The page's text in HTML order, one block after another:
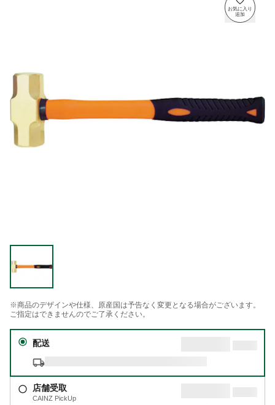
※商品のデザインや仕様、原産国は予告なく変更となる場合がございます。
ご指定はできませんのでご了承ください。
配送
店舗受取
CAINZ PickUp